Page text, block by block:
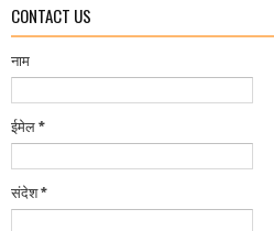
CONTACT US
नाम
ईमेल *
संदेश*